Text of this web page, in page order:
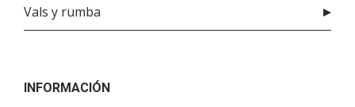
Vals y rumba
INFORMACIÓN